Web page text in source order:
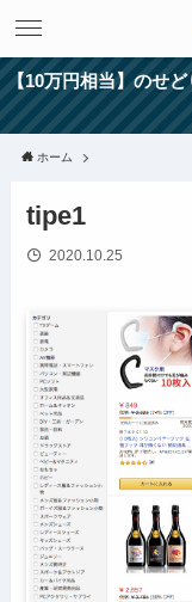
【10万円相当】のせ
ホーム
tipe1
2020.10.25